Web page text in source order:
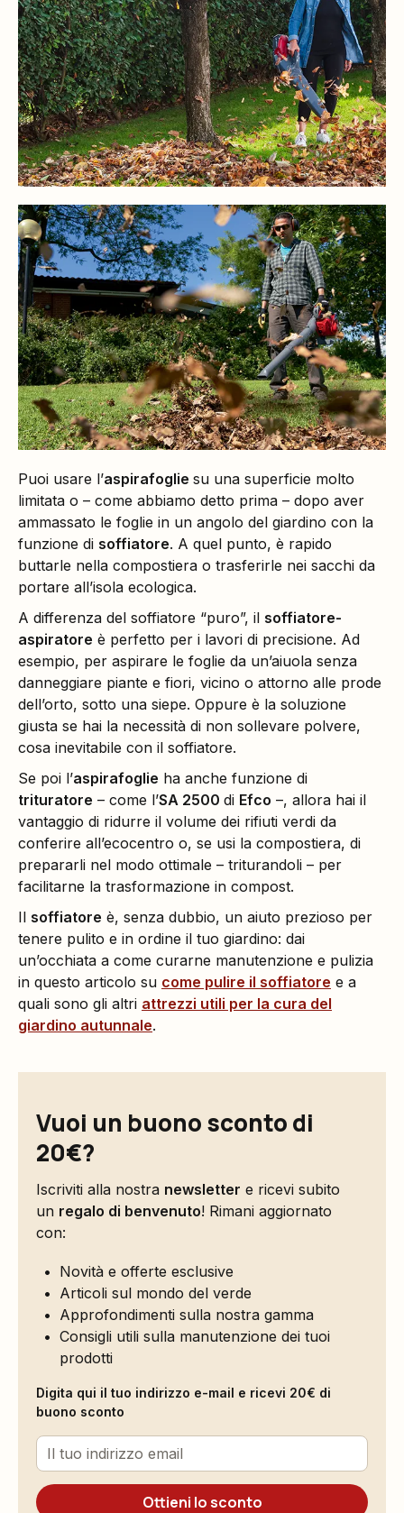
Puoi usare l’aspirafoglie su una superficie molto
limitata o – come abbiamo detto prima – dopo aver
ammassato le foglie in un angolo del giardino con la
funzione di soffiatore. A quel punto, è rapido
buttarle nella compostiera o trasferirle nei sacchi da
portare all’isola ecologica.
A differenza del soffiatore “puro”, il soffiatore-
aspiratore è perfetto per i lavori di precisione. Ad
esempio, per aspirare le foglie da un’aiuola senza
danneggiare piante e fiori, vicino o attorno alle prode
dell’orto, sotto una siepe. Oppure è la soluzione
giusta se hai la necessità di non sollevare polvere,
cosa inevitabile con il soffiatore.
Se poi l’aspirafoglie ha anche funzione di
trituratore – come l’SA 2500 di Efco –, allora hai il
vantaggio di ridurre il volume dei rifiuti verdi da
conferire all’ecocentro o, se usi la compostiera, di
prepararli nel modo ottimale – triturandoli – per
facilitarne la trasformazione in compost.
Il soffiatore è, senza dubbio, un aiuto prezioso per
tenere pulito e in ordine il tuo giardino: dai
un’occhiata a come curarne manutenzione e pulizia
in questo articolo su come pulire il soffiatore e a
quali sono gli altri attrezzi utili per la cura del
giardino autunnale.
Vuoi un buono sconto di
20€?
Iscriviti alla nostra newsletter e ricevi subito
un regalo di benvenuto! Rimani aggiornato
con:
Novità e offerte esclusive
Articoli sul mondo del verde
Approfondimenti sulla nostra gamma
Consigli utili sulla manutenzione dei tuoi
prodotti
Digita qui il tuo indirizzo e-mail e ricevi 20€ di
buono sconto
Ottieni lo sconto